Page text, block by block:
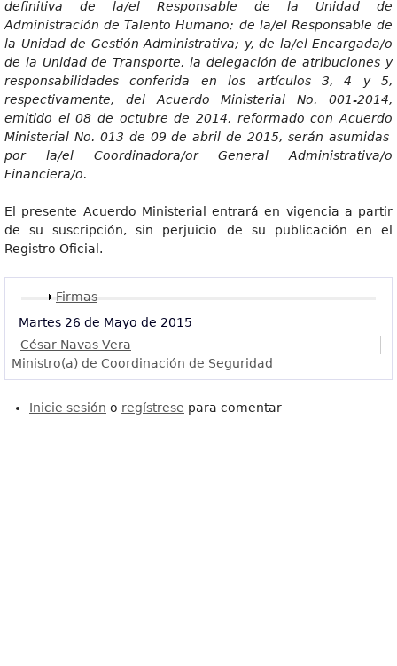
definitiva de la/el Responsable de la Unidad de
Administración de Talento Humano; de la/el Responsable de
la Unidad de Gestión Administrativa; y, de la/el Encargada/o
de la Unidad de Transporte, la delegación de atribuciones y
responsabilidades conferida en los artículos 3, 4 y 5,
respectivamente, del Acuerdo Ministerial No. 001-2014,
emitido el 08 de octubre de 2014, reformado con Acuerdo
Ministerial No. 013 de 09 de abril de 2015, serán asumidas
por la/el Coordinadora/or General Administrativa/o
Financiera/o.
El presente Acuerdo Ministerial entrará en vigencia a partir
de su suscripción, sin perjuicio de su publicación en el
Registro Oficial.
Mostrar
Firmas
Martes 26 de Mayo de 2015
César Navas Vera
Ministro(a) de Coordinación de Seguridad
Inicie sesión o regístrese para comentar